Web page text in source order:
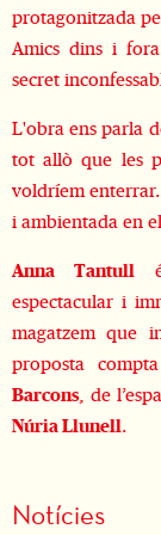
protagonitzada
Amics dins i
secret
L'obra ens parla
tot allò que les
voldríem
i ambientada en
Anna Tantull
espectacular i
magatzem que
proposta
Barcons, de
Núria Llunell.
Notícies